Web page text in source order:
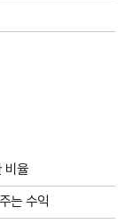
비율
는 수익